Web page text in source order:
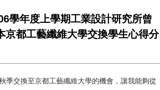
學年度上學期工業設計研究所曾
京都工藝纖維大學交換學生心得分
季交換至京都工藝纖維大學的機會，讓我能夠從